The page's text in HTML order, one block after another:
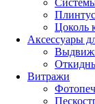
Плинтус
Цоколь
Аксессуары
Витражи